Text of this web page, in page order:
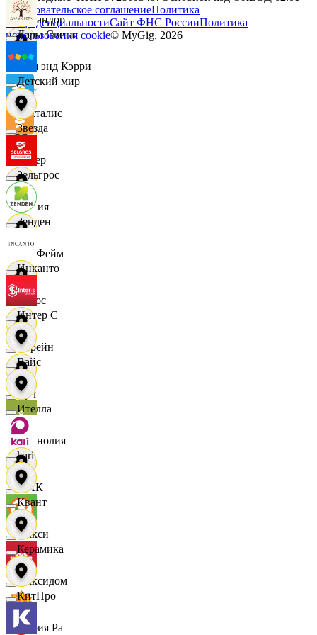
Командор
Кэш энд Кэрри
Лакталис
Левер
Линия
ЛисФейм
Логос
Лорейн
Луч
Магнолия
МАК
Макси
Максидом
Мария Ра
Дары Света
Детский мир
Звезда
Зельгрос
Зенден
Инканто
Интер С
Вайс
Ителла
kari
Квант
Керамика
КитПро
Пользовательское соглашениеПолитика
конфиденциальностиСайт ФНС РоссииПолитика
использования cookie© MyGig, 2026